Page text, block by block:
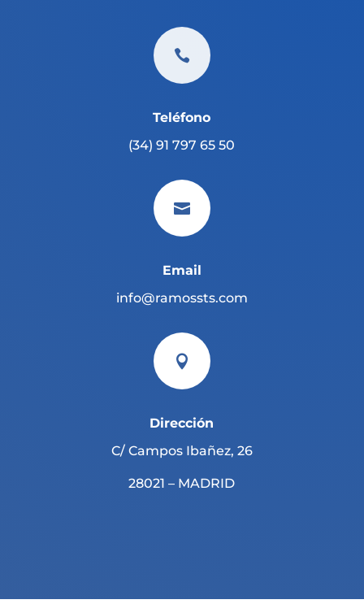

Teléfono
(34) 91 797 65 50

Email
info@ramossts.com

Dirección
C/ Campos Ibañez, 26
28021 – MADRID